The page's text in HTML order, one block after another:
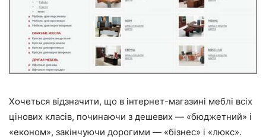
Хочеться відзначити, що в інтернет-магазині меблі всіх
цінових класів, починаючи з дешевих — «бюджетний» і
«економ», закінчуючи дорогими — «бізнес» і «люкс».